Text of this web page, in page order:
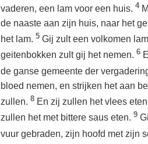
vaderen, een lam voor een huis. 4
de naaste aan zijn huis, naar het
het lam. 5 Gij zult een volkomen
geitenbokken zult gij het nemen. 6
de ganse gemeente der
bloed nemen, en strijken het aan
zullen. 8 En zij zullen het vlees
zullen het met bittere saus eten. 9
vuur gebraden, zijn hoofd met zijn